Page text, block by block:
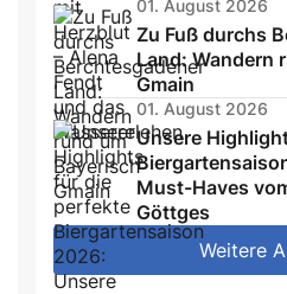
01. August 2026
Zu Fuß durchs
Land: Wandern
Gmain
01. August 2026
Unsere
Must-Haves
Göttges
Weitere